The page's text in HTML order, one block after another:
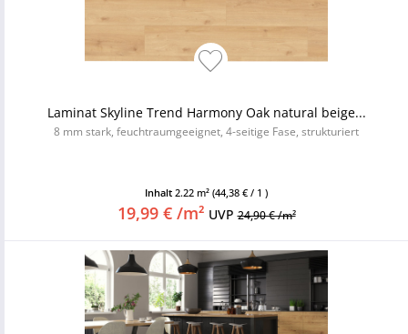
Laminat Skyline Trend Harmony Oak natural beige...
8 mm stark, feuchtraumgeeignet, 4-seitige Fase, strukturiert
Inhalt 2.22 m² (44,38 € / 1 )
19,99 € /m² UVP24,90 € /m²